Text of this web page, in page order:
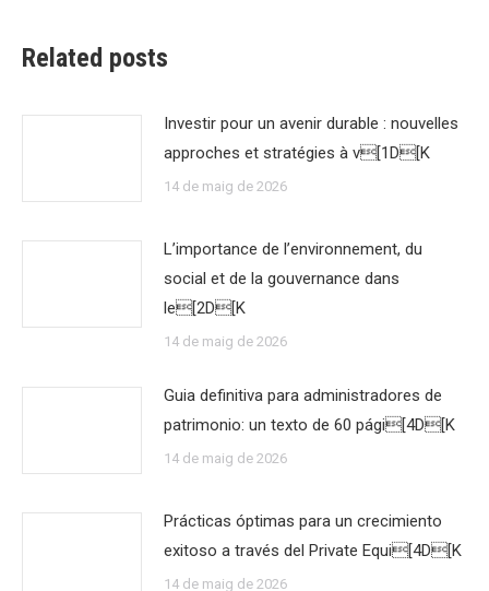
Related posts
Investir pour un avenir durable : nouvelles
approches et stratégies à v[1D[K
14 de maig de 2026
L’importance de l’environnement, du
social et de la gouvernance dans
le[2D[K
14 de maig de 2026
Guia definitiva para administradores de
patrimonio: un texto de 60 pági[4D[K
14 de maig de 2026
Prácticas óptimas para un crecimiento
exitoso a través del Private Equi[4D[K
14 de maig de 2026